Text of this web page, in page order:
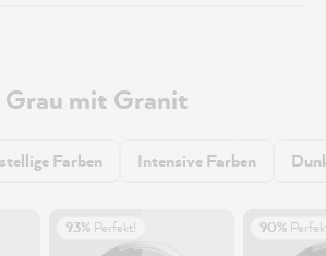
mit Granit
Farben Intensive Farben
93% Perfekt! 90%